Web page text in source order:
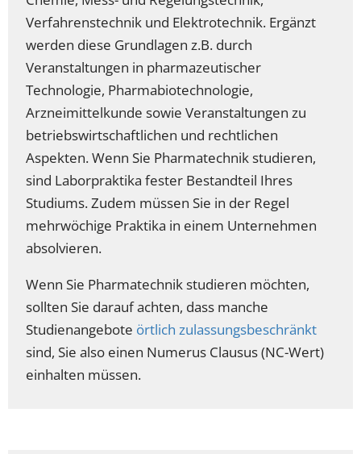
Verfahrenstechnik und Elektrotechnik. Ergänzt
werden diese Grundlagen z.B. durch
Veranstaltungen in pharmazeutischer
Technologie, Pharmabiotechnologie,
Arzneimittelkunde sowie Veranstaltungen zu
betriebswirtschaftlichen und rechtlichen
Aspekten. Wenn Sie Pharmatechnik studieren,
sind Laborpraktika fester Bestandteil Ihres
Studiums. Zudem müssen Sie in der Regel
mehrwöchige Praktika in einem Unternehmen
absolvieren.
Wenn Sie Pharmatechnik studieren möchten,
sollten Sie darauf achten, dass manche
Studienangebote örtlich zulassungsbeschränkt
sind, Sie also einen Numerus Clausus (NC-Wert)
einhalten müssen.